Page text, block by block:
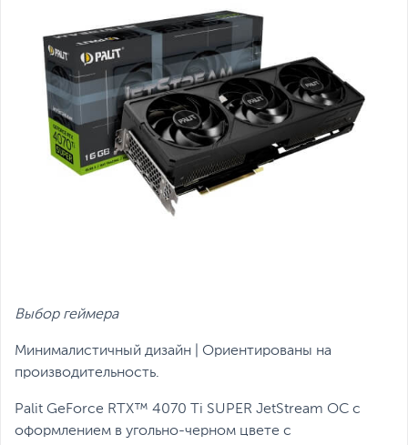
Выбор геймера
Минималистичный дизайн | Ориентированы на
производительность.
Palit GeForce RTX™ 4070 Ti SUPER JetStream OC с
оформлением в угольно-черном цвете с